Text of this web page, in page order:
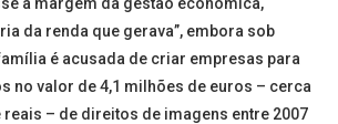
da renda que gerava”, embora sob
é acusada de criar empresas para
no valor de 4,1 milhões de euros – cerca
reais – de direitos de imagens entre 2007